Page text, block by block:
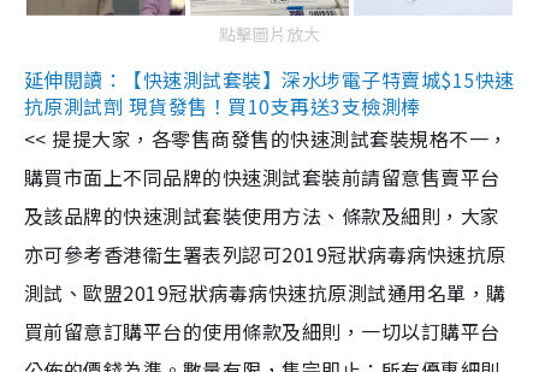
點擊圖片放大
延伸閱讀：【快速測試套裝】深水埗電子特賣城$15快速
抗原測試劑 現貨發售！買10支再送3支檢測棒
<< 提提大家，各零售商發售的快速測試套裝規格不一，
購買市面上不同品牌的快速測試套裝前請留意售賣平台
及該品牌的快速測試套裝使用方法、條款及細則，大家
亦可參考香港衞生署表列認可2019冠狀病毒病快速抗原
測試、歐盟2019冠狀病毒病快速抗原測試通用名單，購
買前留意訂購平台的使用條款及細則，一切以訂購平台